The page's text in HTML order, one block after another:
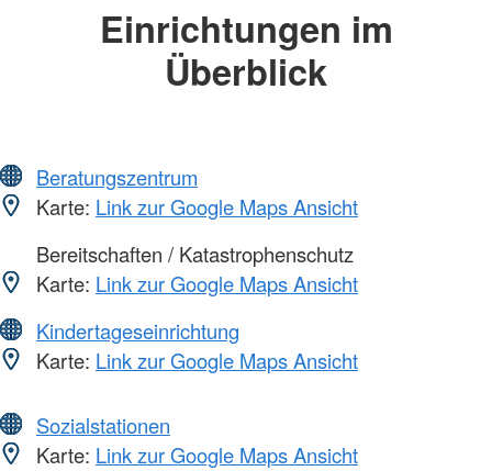
Einrichtungen im
Überblick
Beratungszentrum
Karte: Link zur Google Maps Ansicht
Bereitschaften / Katastrophenschutz
Karte: Link zur Google Maps Ansicht
Kindertageseinrichtung
Karte: Link zur Google Maps Ansicht
Sozialstationen
Karte: Link zur Google Maps Ansicht